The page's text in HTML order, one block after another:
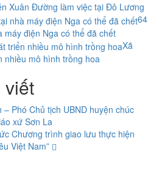
Xuân Đường làm việc tại Đô Lương
64
máy điện Nga có thể đã chết
Xã
nhiều mô hình trồng hoa
Phó Chủ tịch UBND huyện chúc
xứ Sơn La
Chương trình giao lưu thực hiện
Việt Nam”